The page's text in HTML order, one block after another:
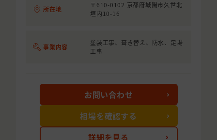
所在地
〒610-0102 京都府城陽市久世北
垣内10-16
事業内容
塗装工事、葺き替え、防水、足場
工事
詳細を見る
お問い合わせ
相場を確認する